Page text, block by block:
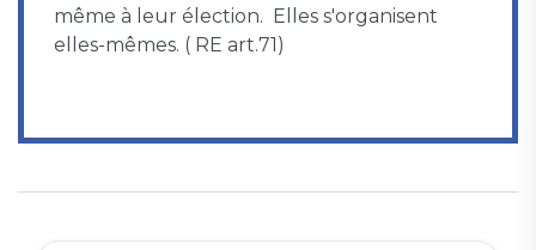
même à leur élection. Elles s'organisent
elles-mêmes. ( RE art.71)